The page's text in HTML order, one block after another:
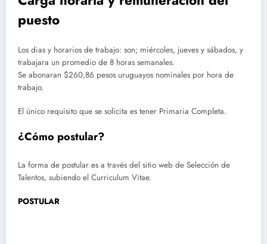
puesto
Los dias y horarios de trabajo: son; miércoles, jueves y sábados, y
trabajara un promedio de 8 horas semanales.
Se abonaran $260,86 pesos uruguayos nominales por hora de
trabajo.
El único requisito que se solicita es tener Primaria Completa.
¿Cómo postular?
La forma de postular es a través del sitio web de Selección de
Talentos, subiendo el Curriculum Vitae.
POSTULAR